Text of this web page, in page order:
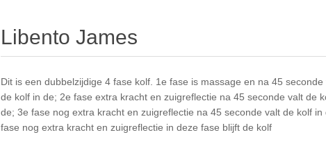
Libento James
Dit is een dubbelzijdige 4 fase kolf. 1e fase is massage en na 45 seconde
de kolf in de; 2e fase extra kracht en zuigreflectie na 45 seconde valt de
de; 3e fase nog extra kracht en zuigreflectie na 45 seconde valt de kolf in
fase nog extra kracht en zuigreflectie in deze fase blijft de kolf